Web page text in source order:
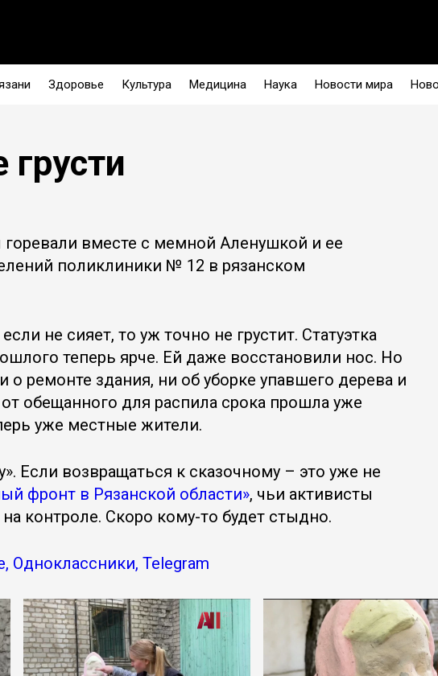
Здоровье Культура Медицина Наука Новости мира
вместе с мемной Аленушкой и ее
поликлиники № 12 в рязанском
не сияет, то уж точно не грустит. Статуэтка
теперь ярче. Ей даже восстановили нос. Но
о ремонте здания, ни об уборке упавшего дерева и
от обещанного для распила срока прошла уже
уже местные жители.
Если возвращаться к сказочному – это уже не
фронт в Рязанской области», чьи активисты
контроле. Скоро кому-то будет стыдно.
Одноклассники, Telegram